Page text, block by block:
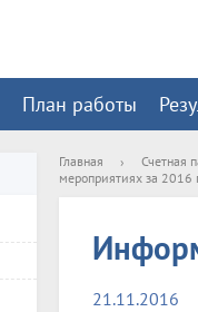
План работы
Главная › Счетная
мероприятиях за 2016
21.11.2016